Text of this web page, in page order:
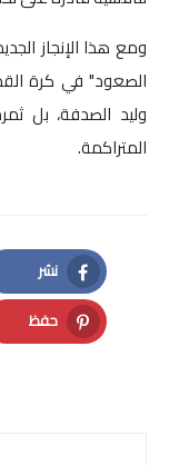
ومع هذا الإنجاز
الصعود" في كرة
وليد الصدفة، بل
المتراكمة.
نشر
Facebook
حفظ
Pinterest